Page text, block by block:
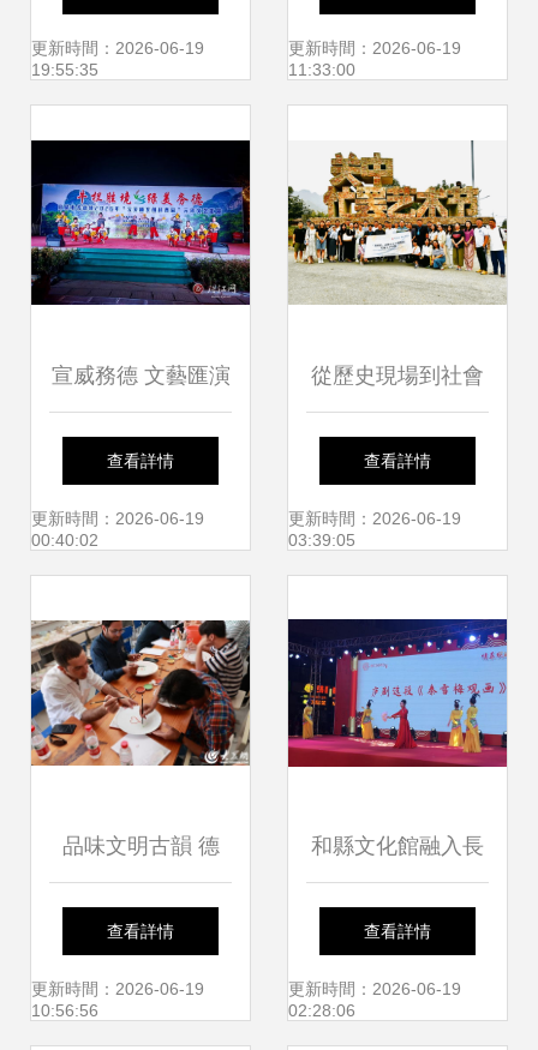
獎典禮在深圳成功
更新時間：2026-06-19
19:55:35
岑李家村
更新時間：2026-06-19
11:33:00
宣威務德 文藝匯演
鬧元宵，花燈非遺
唱不停
查看詳情
更新時間：2026-06-19
00:40:02
從歷史現場到社會
現場 關中忙罷藝術
節的實踐轉向與交
查看詳情
更新時間：2026-06-19
03:39:05
品味文明古韻 德
州“探訪中華文化魅
力行”開啟文化藝術
查看詳情
更新時間：2026-06-19
10:56:56
和縣文化館融入長
三角 奏響寧馬文化
交流 合奏曲
查看詳情
更新時間：2026-06-19
02:28:06